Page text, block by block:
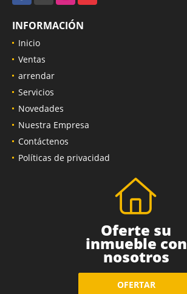
INFORMACIÓN
Inicio
Ventas
arrendar
Servicios
Novedades
Nuestra Empresa
Contáctenos
Políticas de privacidad
Oferte su
inmueble con
nosotros
OFERTAR